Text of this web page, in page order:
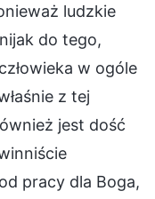
ludzkie
do tego,
w ogóle
z tej
jest dość
pracy dla Boga,